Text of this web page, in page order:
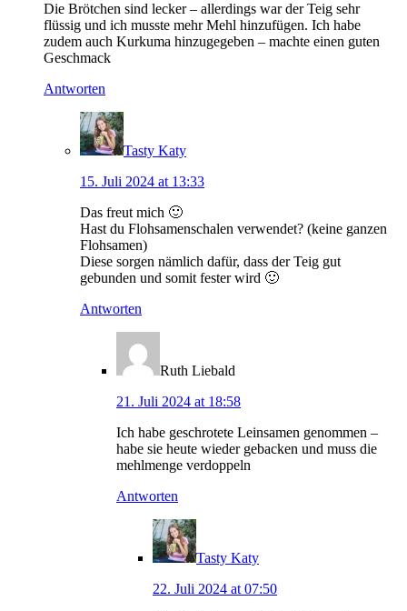
Die Brötchen sind lecker – allerdings war der Teig sehr
flüssig und ich musste mehr Mehl hinzufügen. Ich habe
zudem auch Kurkuma hinzugegeben – machte einen guten
Geschmack
Antworten
Tasty Katy
15. Juli 2024 at 13:33
Das freut mich 🙂
Hast du Flohsamenschalen verwendet? (keine ganzen
Flohsamen)
Diese sorgen nämlich dafür, dass der Teig gut
gebunden und somit fester wird 🙂
Antworten
Ruth Liebald
21. Juli 2024 at 18:58
Ich habe geschrotete Leinsamen genommen –
habe sie heute wieder gebacken und muss die
mehlmenge verdoppeln
Antworten
Tasty Katy
22. Juli 2024 at 07:50